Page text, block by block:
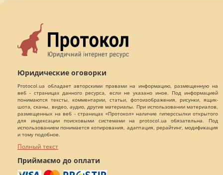
Юридические оговорки
Protocol.ua обладает авторскими правами на информацию, размещенную на
веб - страницах данного ресурса, если не указано иное. Под информацией
понимаются тексты, комментарии, статьи, фотоизображения, рисунки, ящик-
шота, сканы, видео, аудио, другие материалы. При использовании материалов,
размещенных на веб - страницах «Протокол» наличие гиперссылки открытого
для индексации поисковыми системами на protocol.ua обязательна. Под
использованием понимается копирования, адаптация, рерайтинг, модификация
и тому подобное.
Полный текст
Приймаємо до оплати